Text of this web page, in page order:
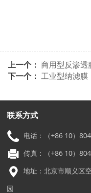
上一个： 商用型反渗透
下一个： 工业型纳滤膜
联系方式
电话：（+86 10）
传真：（+86 10）
地址：北京市顺义区
园